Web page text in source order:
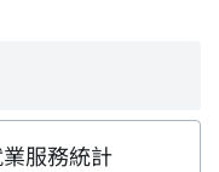
服務統計